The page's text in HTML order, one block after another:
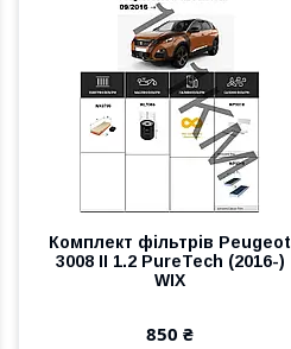
Комплект фільтрів Peugeot
3008 II 1.2 PureTech (2016-)
WIX
850 ₴